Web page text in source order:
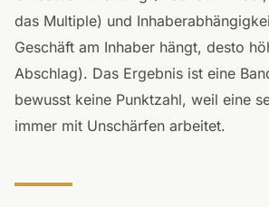
das Multiple) und
Geschäft am Inhaber hängt, desto
Abschlag). Das Ergebnis ist eine
bewusst keine Punktzahl, weil eine
immer mit Unschärfen arbeitet.